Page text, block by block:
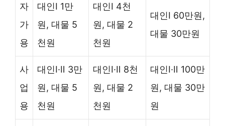
자
가
용
대인Ⅰ 1만
원, 대물 5
천원
대인Ⅰ 4천
원, 대물 2
천원
대인Ⅰ 60만원,
대물 30만원
사
업
용
대인Ⅰ·Ⅱ 3만
원, 대물 5
천원
대인Ⅰ·Ⅱ 8천
원, 대물 2
천원
대인Ⅰ·Ⅱ 100만
원, 대물 30만
원